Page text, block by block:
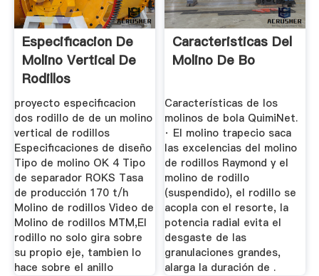
Especificacion De
Molino Vertical De
Rodillos
proyecto especificacion
dos rodillo de de un molino
vertical de rodillos
Especificaciones de diseño
Tipo de molino OK 4 Tipo
de separador ROKS Tasa
de producción 170 t/h
Molino de rodillos Video de
Molino de rodillos MTM,El
rodillo no solo gira sobre
su propio eje, tambien lo
hace sobre el anillo
Caracteristicas Del
Molino De Bo
Características de los
molinos de bola QuimiNet.
· El molino trapecio saca
las excelencias del molino
de rodillos Raymond y el
molino de rodillo
(suspendido), el rodillo se
acopla con el resorte, la
potencia radial evita el
desgaste de las
granulaciones grandes,
alarga la duración de .